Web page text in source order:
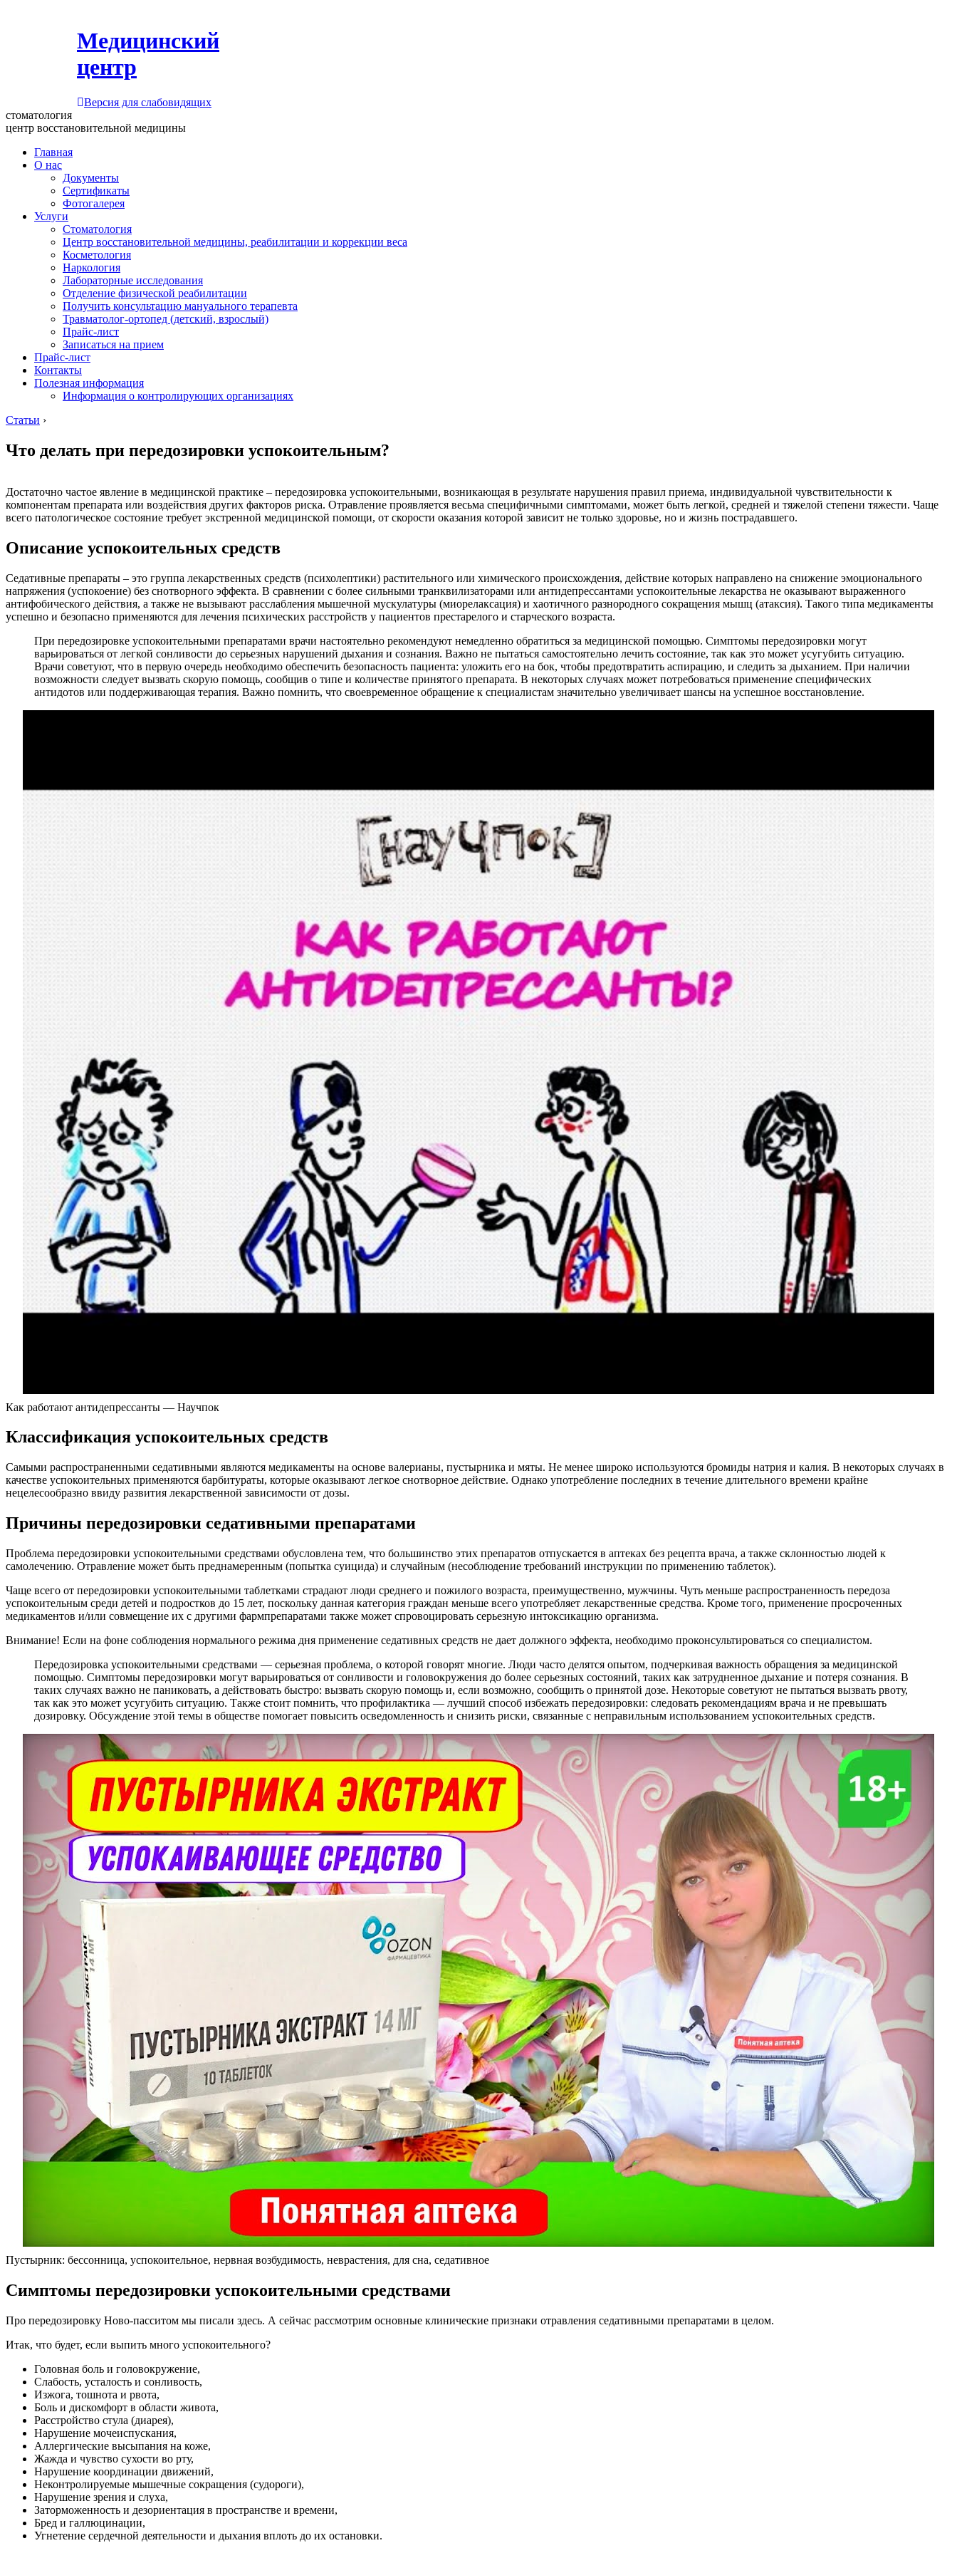
Медицинский
центр
Версия для слабовидящих
стоматология
центр восстановительной медицины
Главная
О нас
Документы
Сертификаты
Фотогалерея
Услуги
Стоматология
Центр восстановительной медицины, реабилитации и коррекции веса
Косметология
Наркология
Лабораторные исследования
Отделение физической реабилитации
Получить консультацию мануального терапевта
Травматолог-ортопед (детский, взрослый)
Прайс-лист
Записаться на прием
Прайс-лист
Контакты
Полезная информация
Информация о контролирующих организациях
Статьи ›
Что делать при передозировки успокоительным?
Достаточно частое явление в медицинской практике – передозировка успокоительными, возникающая в результате нарушения правил приема, индивидуальной чувствительности к
компонентам препарата или воздействия других факторов риска. Отравление проявляется весьма специфичными симптомами, может быть легкой, средней и тяжелой степени тяжести. Чаще
всего патологическое состояние требует экстренной медицинской помощи, от скорости оказания которой зависит не только здоровье, но и жизнь пострадавшего.
Описание успокоительных средств
Седативные препараты – это группа лекарственных средств (психолептики) растительного или химического происхождения, действие которых направлено на снижение эмоционального
напряжения (успокоение) без снотворного эффекта. В сравнении с более сильными транквилизаторами или антидепрессантами успокоительные лекарства не оказывают выраженного
антифобического действия, а также не вызывают расслабления мышечной мускулатуры (миорелаксация) и хаотичного разнородного сокращения мышц (атаксия). Такого типа медикаменты
успешно и безопасно применяются для лечения психических расстройств у пациентов престарелого и старческого возраста.
При передозировке успокоительными препаратами врачи настоятельно рекомендуют немедленно обратиться за медицинской помощью. Симптомы передозировки могут
варьироваться от легкой сонливости до серьезных нарушений дыхания и сознания. Важно не пытаться самостоятельно лечить состояние, так как это может усугубить ситуацию.
Врачи советуют, что в первую очередь необходимо обеспечить безопасность пациента: уложить его на бок, чтобы предотвратить аспирацию, и следить за дыханием. При наличии
возможности следует вызвать скорую помощь, сообщив о типе и количестве принятого препарата. В некоторых случаях может потребоваться применение специфических
антидотов или поддерживающая терапия. Важно помнить, что своевременное обращение к специалистам значительно увеличивает шансы на успешное восстановление.
Как работают антидепрессанты — Научпок
Классификация успокоительных средств
Самыми распространенными седативными являются медикаменты на основе валерианы, пустырника и мяты. Не менее широко используются бромиды натрия и калия. В некоторых случаях в
качестве успокоительных применяются барбитураты, которые оказывают легкое снотворное действие. Однако употребление последних в течение длительного времени крайне
нецелесообразно ввиду развития лекарственной зависимости от дозы.
Причины передозировки седативными препаратами
Проблема передозировки успокоительными средствами обусловлена тем, что большинство этих препаратов отпускается в аптеках без рецепта врача, а также склонностью людей к
самолечению. Отравление может быть преднамеренным (попытка суицида) и случайным (несоблюдение требований инструкции по применению таблеток).
Чаще всего от передозировки успокоительными таблетками страдают люди среднего и пожилого возраста, преимущественно, мужчины. Чуть меньше распространенность передоза
успокоительным среди детей и подростков до 15 лет, поскольку данная категория граждан меньше всего употребляет лекарственные средства. Кроме того, применение просроченных
медикаментов и/или совмещение их с другими фармпрепаратами также может спровоцировать серьезную интоксикацию организма.
Внимание! Если на фоне соблюдения нормального режима дня применение седативных средств не дает должного эффекта, необходимо проконсультироваться со специалистом.
Передозировка успокоительными средствами — серьезная проблема, о которой говорят многие. Люди часто делятся опытом, подчеркивая важность обращения за медицинской
помощью. Симптомы передозировки могут варьироваться от сонливости и головокружения до более серьезных состояний, таких как затрудненное дыхание и потеря сознания. В
таких случаях важно не паниковать, а действовать быстро: вызвать скорую помощь и, если возможно, сообщить о принятой дозе. Некоторые советуют не пытаться вызвать рвоту,
так как это может усугубить ситуацию. Также стоит помнить, что профилактика — лучший способ избежать передозировки: следовать рекомендациям врача и не превышать
дозировку. Обсуждение этой темы в обществе помогает повысить осведомленность и снизить риски, связанные с неправильным использованием успокоительных средств.
Пустырник: бессонница, успокоительное, нервная возбудимость, неврастения, для сна, седативное
Симптомы передозировки успокоительными средствами
Про передозировку Ново-пасситом мы писали здесь. А сейчас рассмотрим основные клинические признаки отравления седативными препаратами в целом.
Итак, что будет, если выпить много успокоительного?
Головная боль и головокружение,
Слабость, усталость и сонливость,
Изжога, тошнота и рвота,
Боль и дискомфорт в области живота,
Расстройство стула (диарея),
Нарушение мочеиспускания,
Аллергические высыпания на коже,
Жажда и чувство сухости во рту,
Нарушение координации движений,
Неконтролируемые мышечные сокращения (судороги),
Нарушение зрения и слуха,
Заторможенность и дезориентация в пространстве и времени,
Бред и галлюцинации,
Угнетение сердечной деятельности и дыхания вплоть до их остановки.